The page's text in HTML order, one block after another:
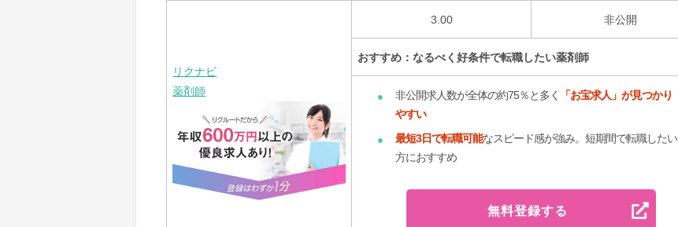
リクナビ
薬剤師
3.00 非公開
おすすめ：なるべく好条件で転職したい薬剤師
非公開求人数が全体の約75％と多く
「お宝求人」が見つかり
やすい
最短3日で転職可能なスピード感が強み。短期間で転職したい
方におすすめ
無料登録する